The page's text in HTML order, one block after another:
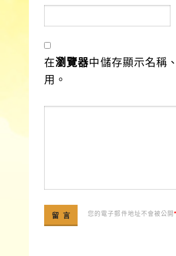
在瀏覽器中儲存顯示名稱
用。
您的電子郵件地址不會被公開*